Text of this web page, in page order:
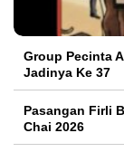
Group Pecinta
Jadinya Ke 37
Pasangan Firli
Chai 2026